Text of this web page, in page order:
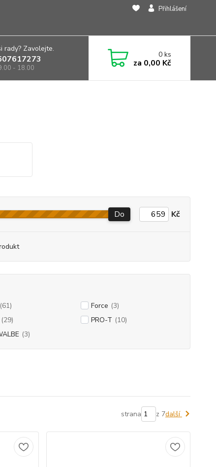
Přihlášení
rady? Zavolejte.
- 18.00
0ks
za 0,00 Kč
Do Kč
(61) Force (3)
(29) PRO-T (10)
(3)
strana z 7další